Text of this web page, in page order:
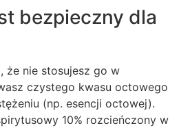
bezpieczny dla
że nie stosujesz go w
czystego kwasu octowego
(np. esencji octowej).
10% rozcieńczony w